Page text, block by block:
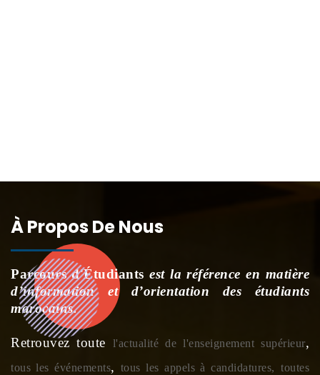
À Propos De Nous
Parcours d'Étudiants est la référence en matière
d’information et d’orientation des étudiants
marocains.
Retrouvez toute l'actualité de l'enseignement supérieur,
tous les événements, tous les appels à candidatures, toutes